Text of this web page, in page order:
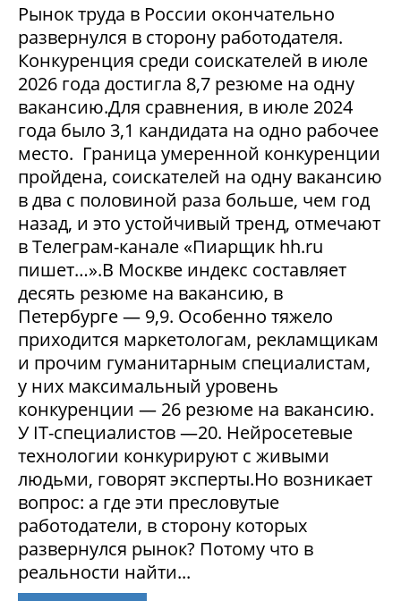
Рынок труда в России окончательно
развернулся в сторону работодателя.
Конкуренция среди соискателей в июле
2026 года достигла 8,7 резюме на одну
вакансию.Для сравнения, в июле 2024
года было 3,1 кандидата на одно рабочее
место. Граница умеренной конкуренции
пройдена, соискателей на одну вакансию
в два с половиной раза больше, чем год
назад, и это устойчивый тренд, отмечают
в Телеграм-канале «Пиарщик hh.ru
пишет…».В Москве индекс составляет
десять резюме на вакансию, в
Петербурге — 9,9. Особенно тяжело
приходится маркетологам, рекламщикам
и прочим гуманитарным специалистам,
у них максимальный уровень
конкуренции — 26 резюме на вакансию.
У IT-специалистов —20. Нейросетевые
технологии конкурируют с живыми
людьми, говорят эксперты.Но возникает
вопрос: а где эти пресловутые
работодатели, в сторону которых
развернулся рынок? Потому что в
реальности найти...